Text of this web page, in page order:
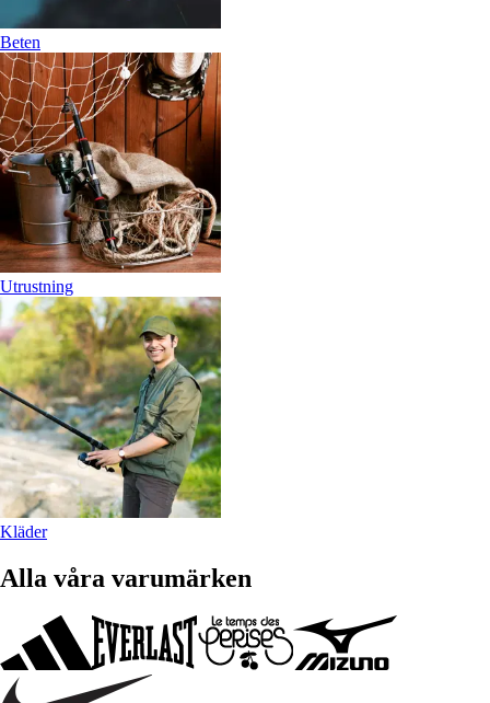
Beten
Utrustning
Kläder
Alla våra varumärken